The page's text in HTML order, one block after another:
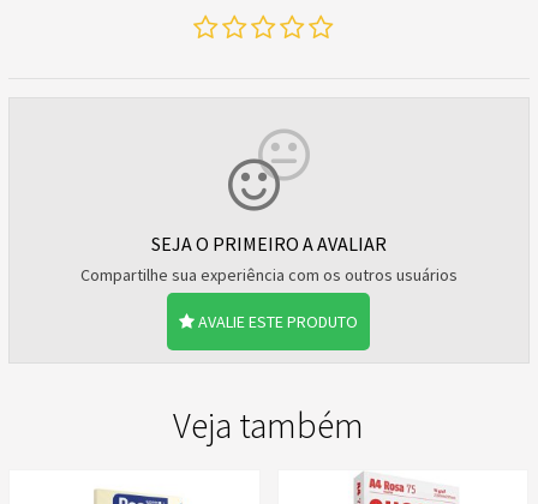
SEJA O PRIMEIRO A AVALIAR
Compartilhe sua experiência com os outros usuários
AVALIE ESTE PRODUTO
Veja também